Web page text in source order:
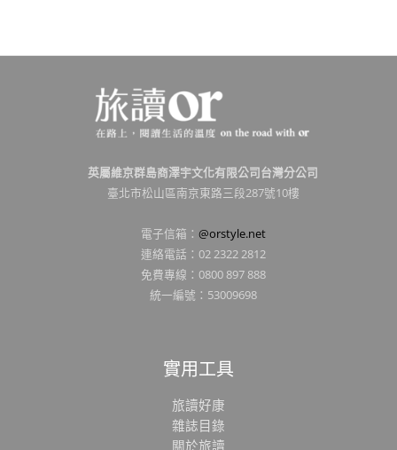
英屬維京群島商澤宇文化有限公司台灣分公司
臺北市松山區南京東路三段287號10樓
電子信箱： @orstyle.net
連絡電話：02 2322 2812
免費專線：0800 897 888
統一編號：53009698
實用工具
旅讀好康
雜誌目錄
關於旅讀